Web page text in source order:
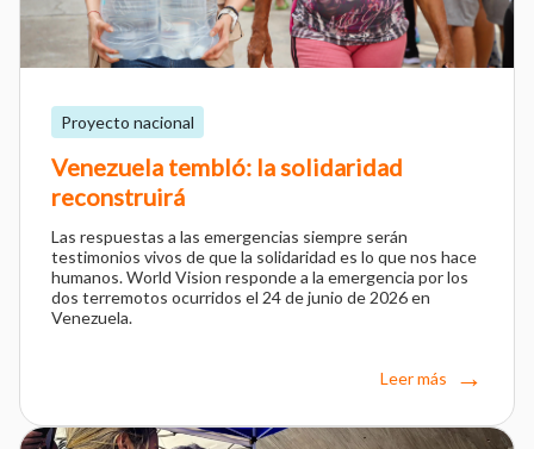
Proyecto nacional
Venezuela tembló: la solidaridad
reconstruirá
Las respuestas a las emergencias siempre serán
testimonios vivos de que la solidaridad es lo que nos hace
humanos. World Vision responde a la emergencia por los
dos terremotos ocurridos el 24 de junio de 2026 en
Venezuela.
Leer más